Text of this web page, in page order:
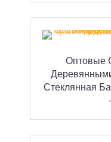
Оптовые
Стеклянная